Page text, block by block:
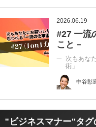
2026.06.19
#27 一流
こと－
次もあな
術」
中谷彰
"ビジネスマナー"タグ